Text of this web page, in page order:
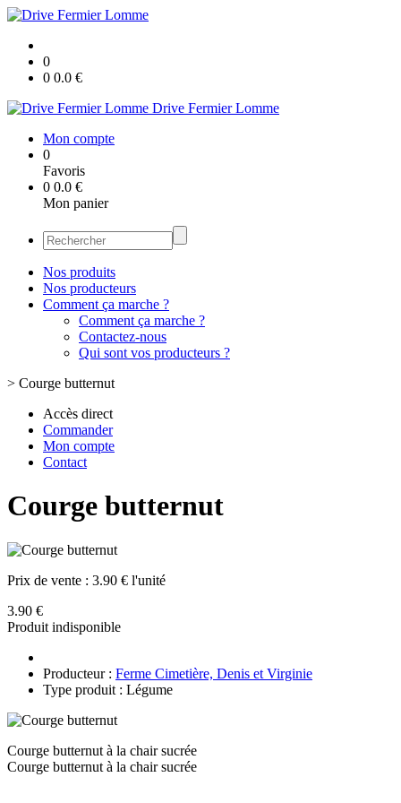
0
0 0.0 €
Drive Fermier Lomme
Mon compte
0
Favoris
0 0.0 €
Mon panier
Nos produits
Nos producteurs
Comment ça marche ?
Comment ça marche ?
Contactez-nous
Qui sont vos producteurs ?
> Courge butternut
Accès direct
Commander
Mon compte
Contact
Courge butternut
Prix de vente : 3.90 € l'unité
3.90 €
Produit indisponible
Producteur : Ferme Cimetière, Denis et Virginie
Type produit : Légume
Courge butternut à la chair sucrée
Courge butternut à la chair sucrée